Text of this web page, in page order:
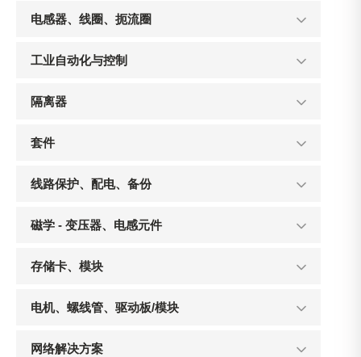
电感器、线圈、扼流圈
工业自动化与控制
隔离器
套件
线路保护、配电、备份
磁学 - 变压器、电感元件
存储卡、模块
电机、螺线管、驱动板/模块
网络解决方案